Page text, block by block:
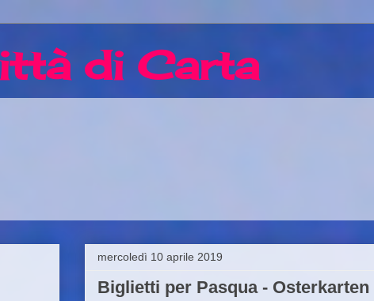
di Carta
mercoledì 10 aprile 2019
Biglietti per Pasqua - Osterkarten